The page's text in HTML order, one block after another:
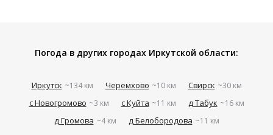
Погода в других городах Иркутской области:
Иркутск ~134 км Черемхово ~10 км Свирск ~30 км
с Новогромово ~3 км с Куйта ~11 км д Табук ~16 км
д Громова ~4 км д Белобородова ~11 км